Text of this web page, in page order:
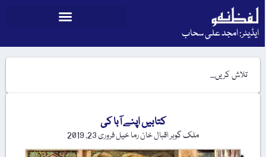
ایڈیٹر: امجد علی سحاب
کتابیں اپنے آبا کی
ملک گوہر اقبال خان رما خیلفروری 23, 2019